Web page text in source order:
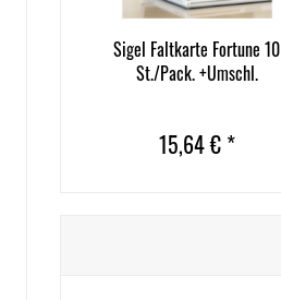
Sigel Faltkarte Fortune 10
St./Pack. +Umschl.
15,64 € *